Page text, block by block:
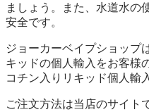
ましょう。また、水道水の
安全です。
ジョーカーベイプショップ
キッドの個人輸入をお客様
コチン入りリキッド個人輸
ご注文方法は当店のサイト